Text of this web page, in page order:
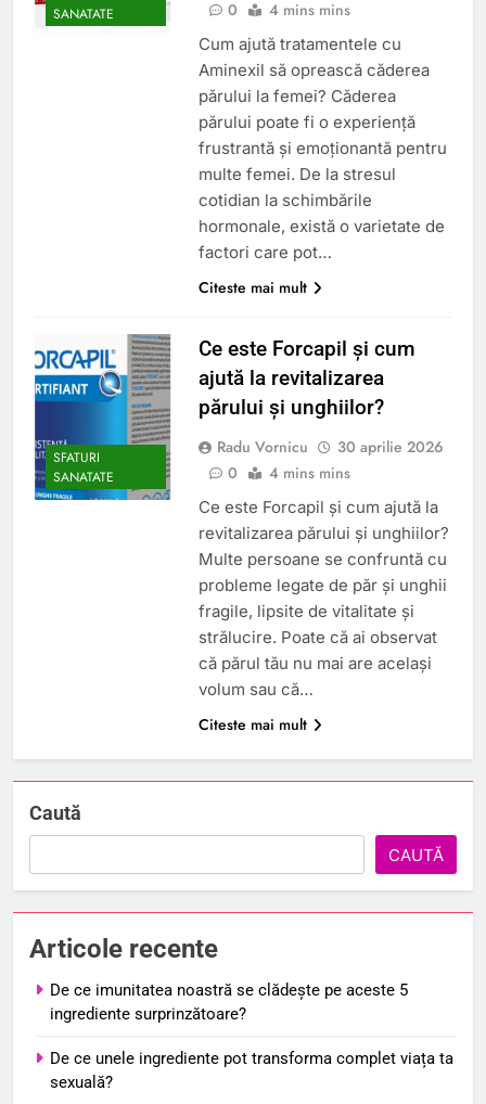
SANATATE
0 4 mins mins
Cum ajută tratamentele cu
Aminexil să oprească căderea
părului la femei? Căderea
părului poate fi o experiență
frustrantă și emoționantă pentru
multe femei. De la stresul
cotidian la schimbările
hormonale, există o varietate de
factori care pot…
Citeste mai mult
SFATURI
SANATATE
Ce este Forcapil și cum
ajută la revitalizarea
părului și unghiilor?
Radu Vornicu
30 aprilie 2026
0
4 mins mins
Ce este Forcapil și cum ajută la
revitalizarea părului și unghiilor?
Multe persoane se confruntă cu
probleme legate de păr și unghii
fragile, lipsite de vitalitate și
strălucire. Poate că ai observat
că părul tău nu mai are același
volum sau că…
Citeste mai mult
Caută
CAUTĂ
Articole recente
De ce imunitatea noastră se clădește pe aceste 5
ingrediente surprinzătoare?
De ce unele ingrediente pot transforma complet viața ta
sexuală?